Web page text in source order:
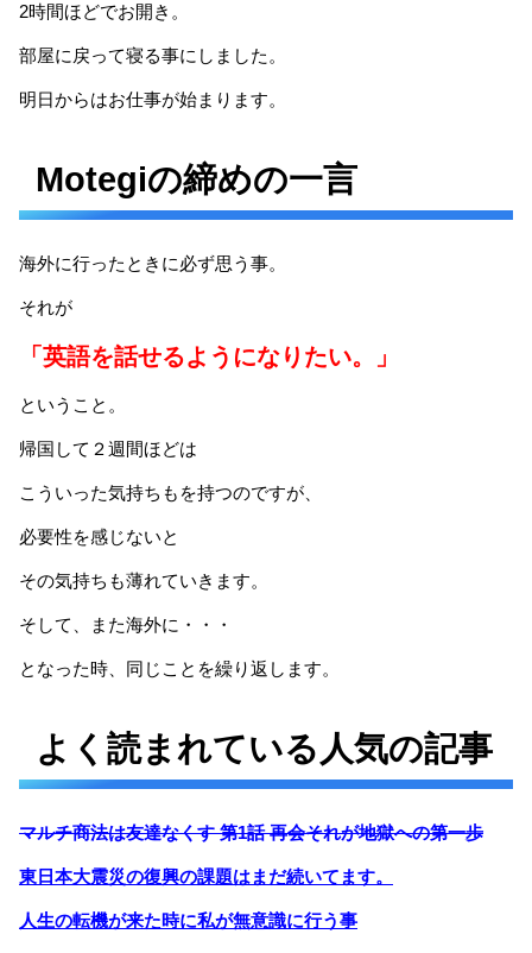
2時間ほどでお開き。
部屋に戻って寝る事にしました。
明日からはお仕事が始まります。
Motegiの締めの一言
海外に行ったときに必ず思う事。
それが
「英語を話せるようになりたい。」
ということ。
帰国して２週間ほどは
こういった気持ちもを持つのですが、
必要性を感じないと
その気持ちも薄れていきます。
そして、また海外に・・・
となった時、同じことを繰り返します。
よく読まれている人気の記事
マルチ商法は友達なくす 第1話 再会それが地獄への第一歩
東日本大震災の復興の課題はまだ続いてます。
人生の転機が来た時に私が無意識に行う事